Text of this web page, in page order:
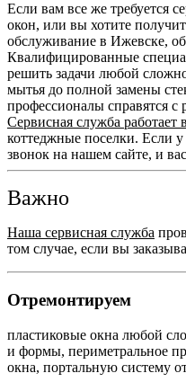
Если вам все же требуется
окон, или вы хотите
обслуживание в Ижевске,
Квалифицированные
решить задачи любой
мытья до полной замены
профессионалы справятся с
Сервисная служба работает
коттеджные поселки. Если у
звонок на нашем сайте, и
Важно
Наша сервисная служба
том случае, если вы
Отремонтируем
пластиковые окна любой
и формы, периметральное
окна, портальную систему